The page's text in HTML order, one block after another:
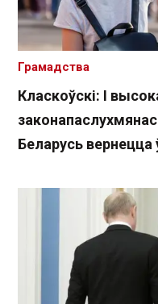
Класкоўскі: І
Беларусь вернецца
Грамадства